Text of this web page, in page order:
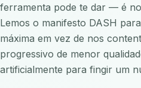
ferramenta pode te dar — é
Lemos o manifesto DASH
máxima em vez de nos
progressivo de menor
artificialmente para fingir um